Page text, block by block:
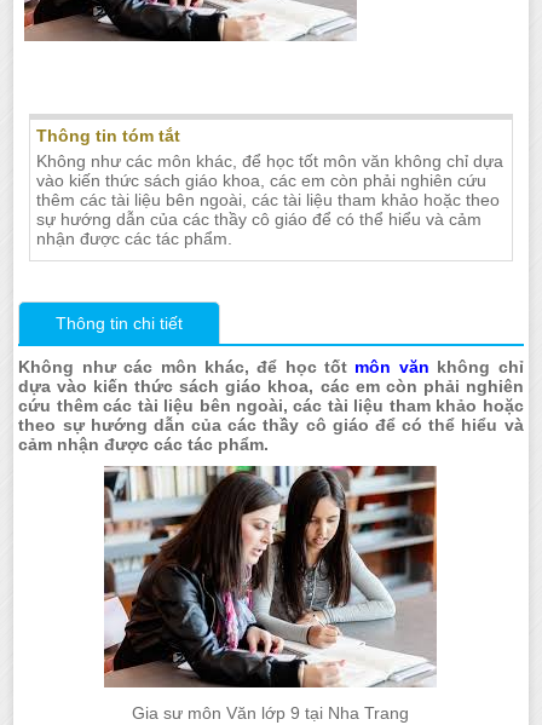
Thông tin tóm tắt
Không như các môn khác, để học tốt môn văn không chỉ dựa
vào kiến thức sách giáo khoa, các em còn phải nghiên cứu
thêm các tài liệu bên ngoài, các tài liệu tham khảo hoặc theo
sự hướng dẫn của các thầy cô giáo để có thể hiểu và cảm
nhận được các tác phẩm.
Thông tin chi tiết
Không như các môn khác, để học tốt môn văn không chỉ
dựa vào kiến thức sách giáo khoa, các em còn phải nghiên
cứu thêm các tài liệu bên ngoài, các tài liệu tham khảo hoặc
theo sự hướng dẫn của các thầy cô giáo để có thể hiểu và
cảm nhận được các tác phẩm.
Gia sư môn Văn lớp 9 tại Nha Trang